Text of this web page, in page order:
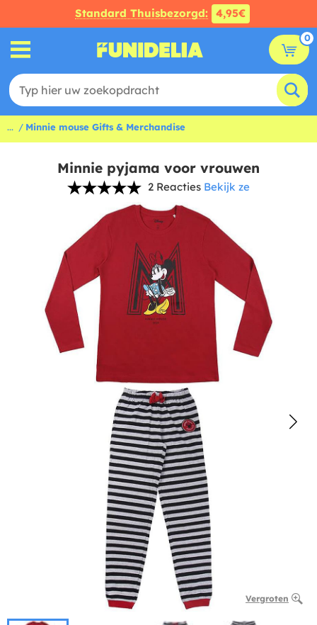
Standard Thuisbezorgd: 4,95€
0
... Minnie mouse Gifts & Merchandise
Minnie pyjama voor vrouwen
2 Reacties Bekijk ze
Vergroten